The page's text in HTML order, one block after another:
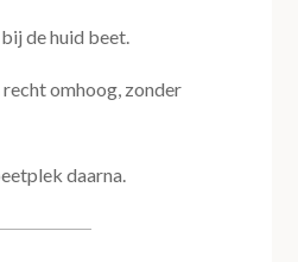
de huid beet.
omhoog, zonder
daarna.